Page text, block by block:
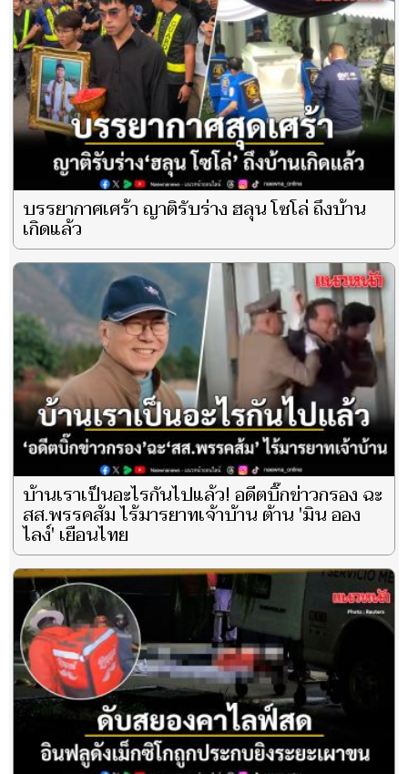
บรรยากาศเศร้า ญาติรับร่าง ฮลุน โซโล่ ถึงบ้าน
เกิดแล้ว
บ้านเราเป็นอะไรกันไปแล้ว! อดีตบิ๊กข่าวกรอง ฉะ
สส.พรรคส้ม ไร้มารยาทเจ้าบ้าน ต้าน 'มิน ออง
ไลง์' เยือนไทย